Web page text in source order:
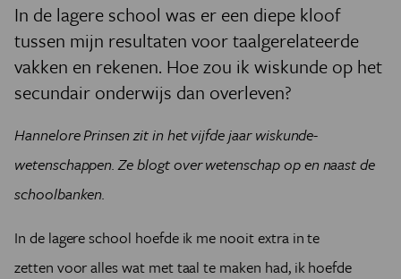
In de lagere school was er een diepe kloof
tussen mijn resultaten voor taalgerelateerde
vakken en rekenen. Hoe zou ik wiskunde op het
secundair onderwijs dan overleven?
Hannelore Prinsen zit in het vijfde jaar wiskunde-
wetenschappen. Ze blogt over wetenschap op en naast de
schoolbanken.
In de lagere school hoefde ik me nooit extra in te
zetten voor alles wat met taal te maken had, ik hoefde